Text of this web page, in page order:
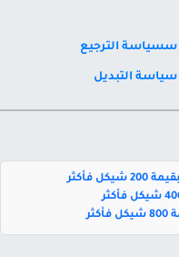
سسياسة الترجيع
سياسة التبديل
فأكثر